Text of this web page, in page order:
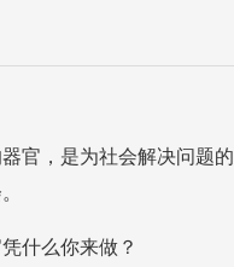
什么你来做？